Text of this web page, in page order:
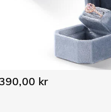
390,00 kr